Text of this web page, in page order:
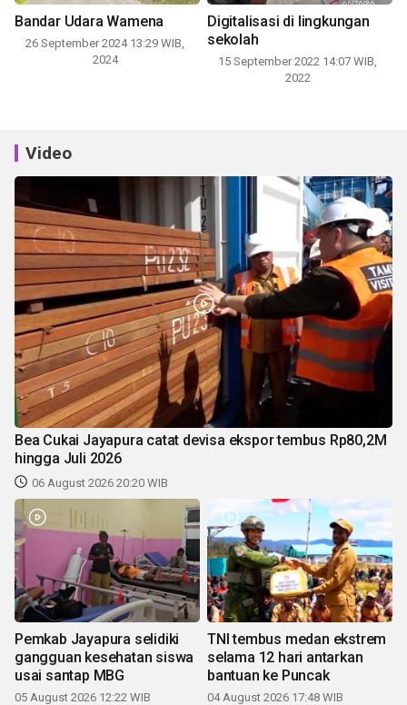
Bandar Udara Wamena
26 September 2024 13:29 WIB,
2024
Digitalisasi di lingkungan
sekolah
15 September 2022 14:07 WIB,
2022
Video
Bea Cukai Jayapura catat devisa ekspor tembus Rp80,2M
hingga Juli 2026
06 August 2026 20:20 WIB
Pemkab Jayapura selidiki
gangguan kesehatan siswa
usai santap MBG
05 August 2026 12:22 WIB
TNI tembus medan ekstrem
selama 12 hari antarkan
bantuan ke Puncak
04 August 2026 17:48 WIB